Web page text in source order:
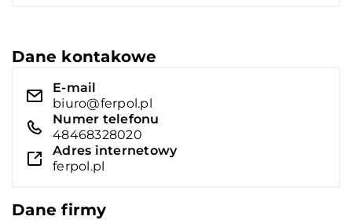
Dane kontakowe
E-mail
biuro@ferpol.pl
Numer telefonu
48468328020
Adres internetowy
ferpol.pl
Dane firmy